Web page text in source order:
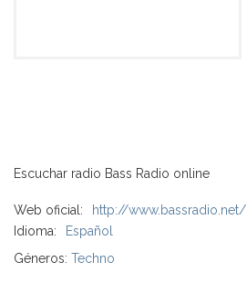
Escuchar radio Bass Radio online
Web oficial:
http://www.bassradio.net/
Idioma:
Español
Géneros: Techno